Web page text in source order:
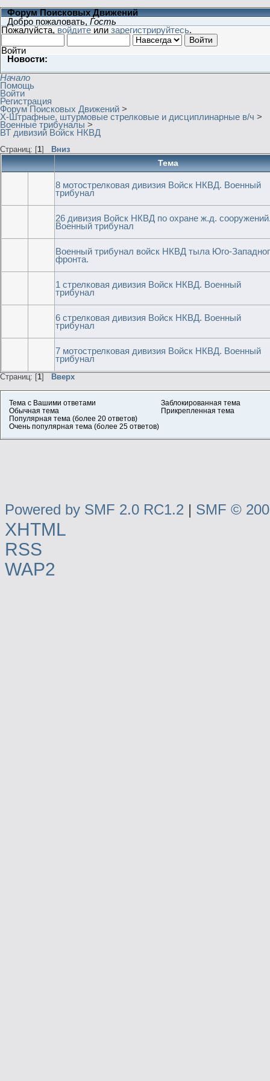
Форум Поисковых Движений
Добро пожаловать, Гость
Пожалуйста, войдите или зарегистрируйтесь.
Войти
Новости:
Начало
Помощь
Войти
Регистрация
Форум Поисковых Движений >
X-Штрафные, штурмовые стрелковые и дисциплинарные в/ч >
Военные трибуналы >
ВТ дивизий Войск НКВД
Страниц: [1]
Вниз
Тема
8 мотострелковая дивизия Войск НКВД. Военный
трибунал
26 дивизия Войск НКВД по охране ж.д.
Военный трибунал
Военный трибунал войск НКВД тыла Юго-
фронта.
1 стрелковая дивизия Войск НКВД. Военный
трибунал
6 стрелковая дивизия Войск НКВД. Военный
трибунал
7 мотострелковая дивизия Войск НКВД. Военный
трибунал
Страниц: [1] Вверх
Тема с Вашими ответами
Обычная тема
Популярная тема (более 20 ответов)
Очень популярная тема (более 25 ответов)
Заблокированная тема
Прикрепленная тема
Powered by SMF 2.0 RC1.2 | SMF ©
XHTML
RSS
WAP2